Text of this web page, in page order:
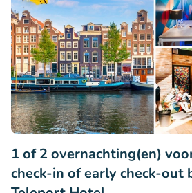
1 of 2 overnachting(en)
check-in of early check-out